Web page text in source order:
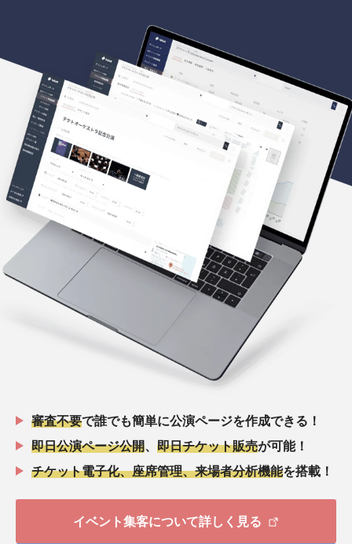
審査不要で誰でも簡単に公演ページを作成できる！
即日公演ページ公開
即日チケット販売が可能！
チケット電子化、座席管理、来場者分析機能を搭載！
イベント集客について詳しく見る